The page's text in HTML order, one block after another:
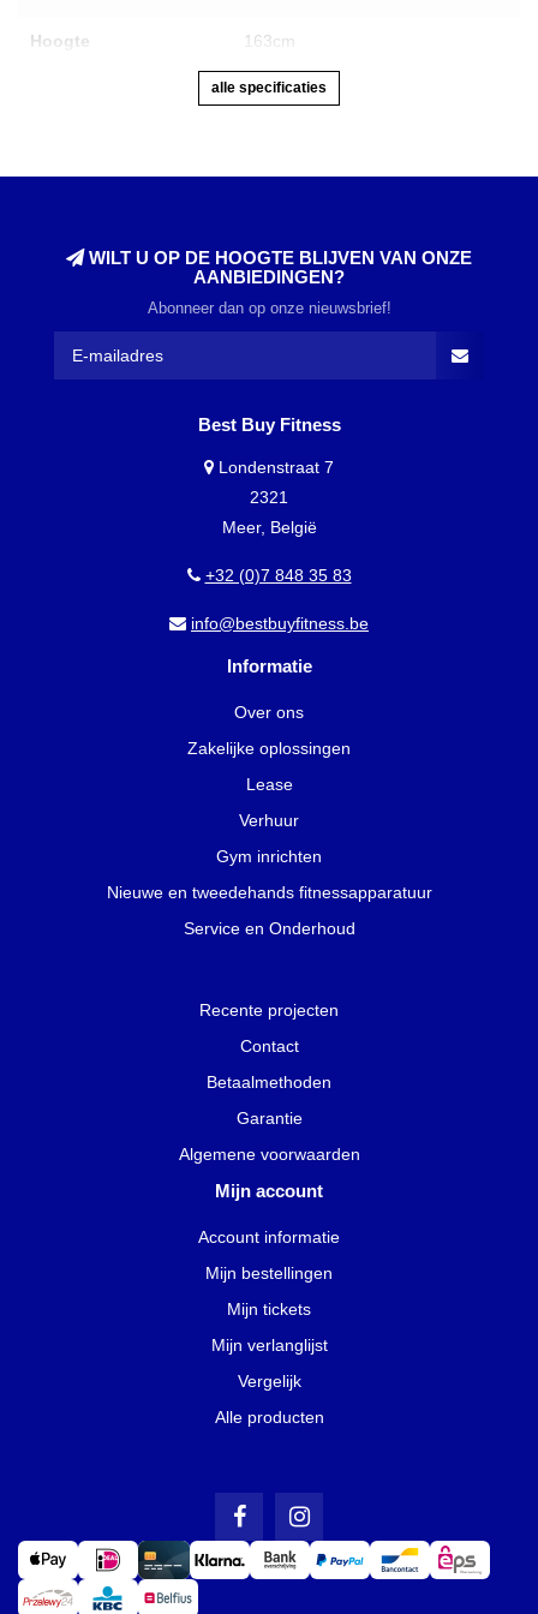
Hoogte 163cm
alle specificaties
WILT U OP DE HOOGTE BLIJVEN VAN ONZE
AANBIEDINGEN?
Abonneer dan op onze nieuwsbrief!
Best Buy Fitness
Londenstraat 7
2321
Meer, België
+32 (0)7 848 35 83
info@bestbuyfitness.be
Informatie
Over ons
Zakelijke oplossingen
Lease
Verhuur
Gym inrichten
Nieuwe en tweedehands fitnessapparatuur
Service en Onderhoud
Recente projecten
Contact
Betaalmethoden
Garantie
Algemene voorwaarden
Mijn account
Account informatie
Mijn bestellingen
Mijn tickets
Mijn verlanglijst
Vergelijk
Alle producten